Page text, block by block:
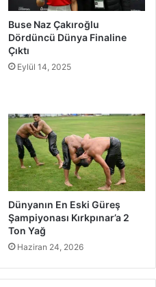
Buse Naz Çakıroğlu
Dördüncü Dünya Finaline
Çıktı
Eylül 14, 2025
Dünyanın En Eski Güreş
Şampiyonası Kırkpınar’a 2
Ton Yağ
Haziran 24, 2026